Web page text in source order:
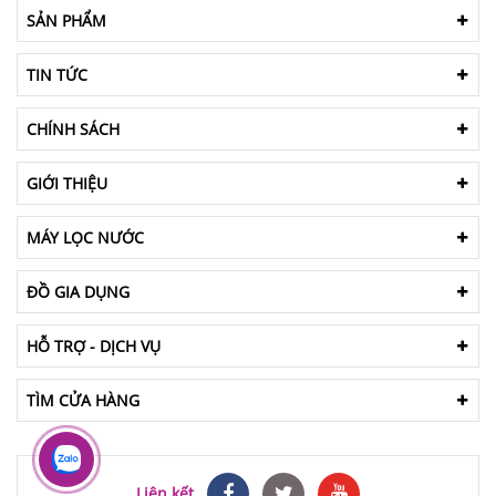
SẢN PHẨM
TIN TỨC
CHÍNH SÁCH
GIỚI THIỆU
MÁY LỌC NƯỚC
ĐỒ GIA DỤNG
HỖ TRỢ - DỊCH VỤ
TÌM CỬA HÀNG